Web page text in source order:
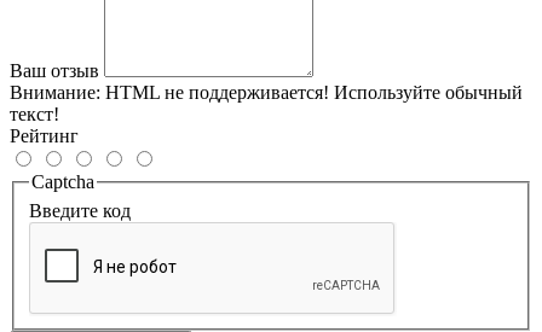
Ваш отзыв
Внимание: HTML не поддерживается! Используйте обычный
текст!
Рейтинг
Captcha
Введите код